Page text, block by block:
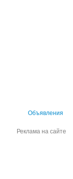
Объявления
Реклама на сайте